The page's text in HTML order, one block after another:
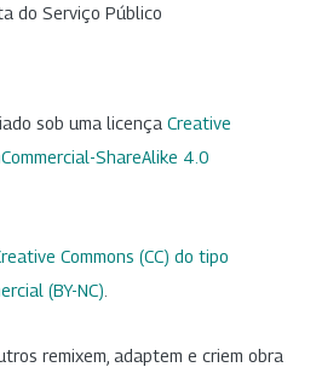
do Serviço Público
sob uma licença Creative
ShareAlike 4.0
Commons (CC) do tipo
(BY-NC)
remixem, adaptem e criem obra